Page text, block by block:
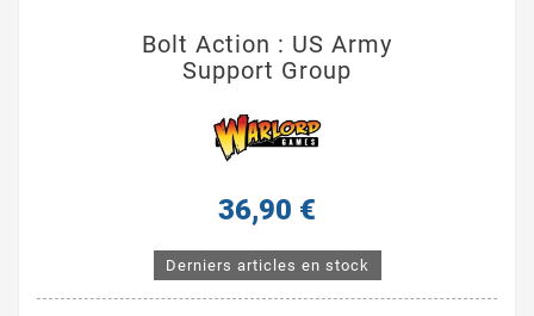
Bolt Action : US Army
Support Group
36,90 €
Derniers articles en stock